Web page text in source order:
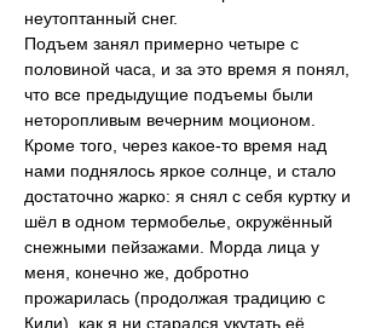
неутоптанный снег.
Подъем занял примерно четыре с
половиной часа, и за это время я понял,
что все предыдущие подъемы были
неторопливым вечерним моционом.
Кроме того, через какое-то время над
нами поднялось яркое солнце, и стало
достаточно жарко: я снял с себя куртку и
шёл в одном термобелье, окружённый
снежными пейзажами. Морда лица у
меня, конечно же, добротно
прожарилась (продолжая традицию с
Кили), как я ни старался укутать её